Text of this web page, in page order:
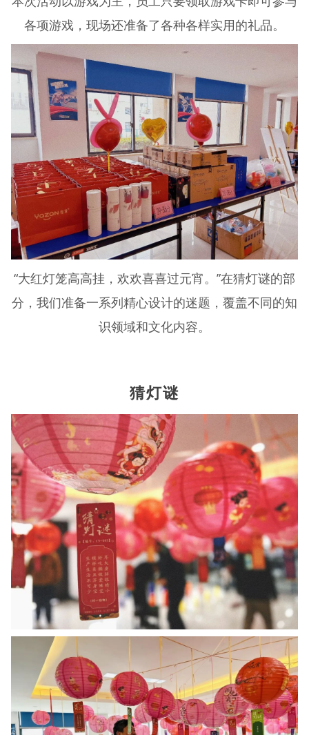
各项游戏，现场还准备了各种各样实用的礼品。
“大红灯笼高高挂，欢欢喜喜过元宵。”在猜灯谜的部
分，我们准备一系列精心设计的迷题，覆盖不同的知
识领域和文化内容。
猜灯谜